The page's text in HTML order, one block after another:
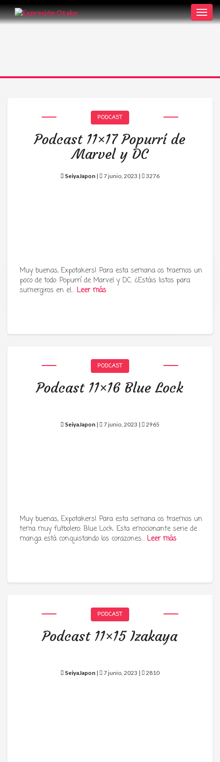
Tu radio y podcast sobre manga,
anime y cultura japonesa ツ
PODCAST
Podcast 11×17 Popurrí de
Marvel y DC
SeiyaJapon | 7 junio, 2023 | 3276
Muy buenas, Expotakers! Para esta semana os traemos un
poco de todo: Popurrí de Marvel y DC. ¿Estáis listos para
sumergiros en el… Leer más
PODCAST
Podcast 11×16 Blue Lock
SeiyaJapon | 7 junio, 2023 | 2965
Muy buenas, Expotakers! Para esta semana os traemos un
tema muy futbolero: Blue Lock. Esta emocionante serie de
manga está conquistando los corazones… Leer más
PODCAST
Podcast 11×15 Izakaya
SeiyaJapon | 7 junio, 2023 | 2810